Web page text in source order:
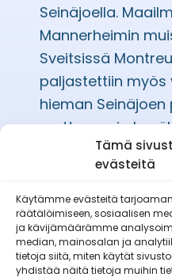
Tämä
evästeitä
Käytämme evästeitä
räätälöimiseen, sosiaalisen
ja kävijämäärämme
median, mainosalan ja
tietoja siitä, miten käytät
yhdistää näitä tietoja muihin
Seinäjoella.
Mannerheimin
Sveitsissä
paljastettiin myös
hieman
mutta se ei ole
Etelä-
ry